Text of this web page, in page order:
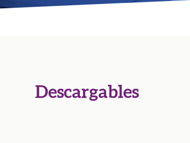
Descargables